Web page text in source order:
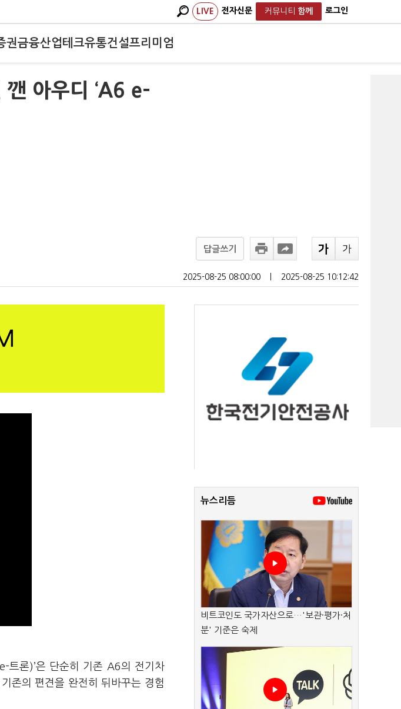
LIVE 전자신문 커뮤니티 함께 로그인
권금융산업테크유통건설프리미엄
깬 아우디 ‘A6 e-
답글쓰기
2025-08-25 08:00:00 2025-08-25 10:12:42
트론)’은 단순히 기존 A6의 전기차
존의 편견을 완전히 뒤바꾸는 경험
뉴스리듬
비트코인도 국가자산으로…'보관·평가·처
분' 기준은 숙제